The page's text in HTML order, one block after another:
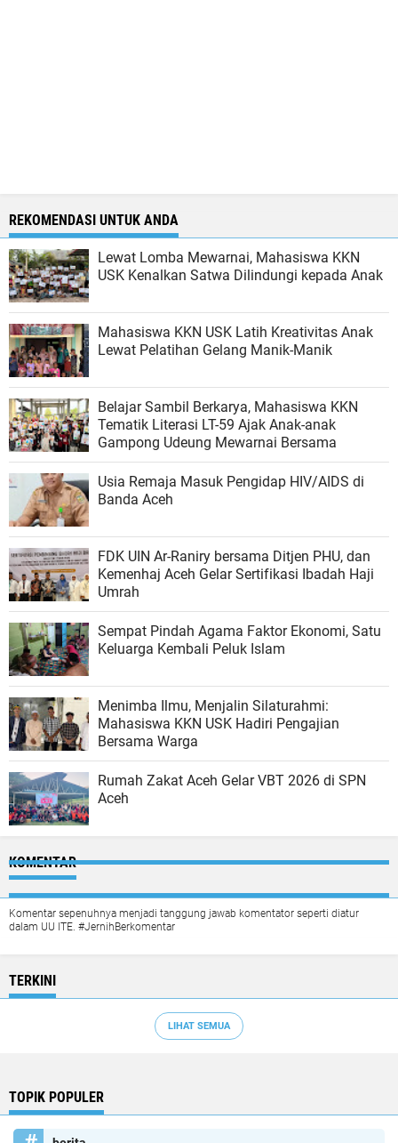
REKOMENDASI UNTUK ANDA
Lewat Lomba Mewarnai, Mahasiswa KKN
USK Kenalkan Satwa Dilindungi kepada Anak
Mahasiswa KKN USK Latih Kreativitas Anak
Lewat Pelatihan Gelang Manik-Manik
Belajar Sambil Berkarya, Mahasiswa KKN
Tematik Literasi LT-59 Ajak Anak-anak
Gampong Udeung Mewarnai Bersama
Usia Remaja Masuk Pengidap HIV/AIDS di
Banda Aceh
FDK UIN Ar-Raniry bersama Ditjen PHU, dan
Kemenhaj Aceh Gelar Sertifikasi Ibadah Haji
Umrah
Sempat Pindah Agama Faktor Ekonomi, Satu
Keluarga Kembali Peluk Islam
Menimba Ilmu, Menjalin Silaturahmi:
Mahasiswa KKN USK Hadiri Pengajian
Bersama Warga
Rumah Zakat Aceh Gelar VBT 2026 di SPN
Aceh
KOMENTAR
Komentar sepenuhnya menjadi tanggung jawab komentator seperti diatur
dalam UU ITE. #JernihBerkomentar
TERKINI
LIHAT SEMUA
TOPIK POPULER